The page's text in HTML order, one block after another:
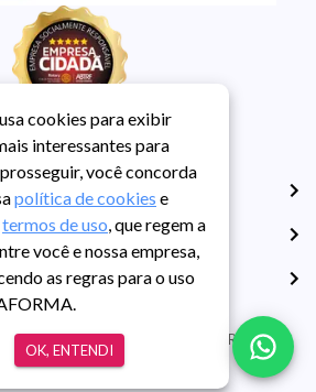
Uso
Todos os direitos reservados. CRECI RS -
Guarida: 89.398.606/0001-30
cookies para exibir
interessantes para
você concorda
política de cookies e
termos de uso, que regem a
você e nossa empresa,
as regras para o uso
OK, ENTENDI